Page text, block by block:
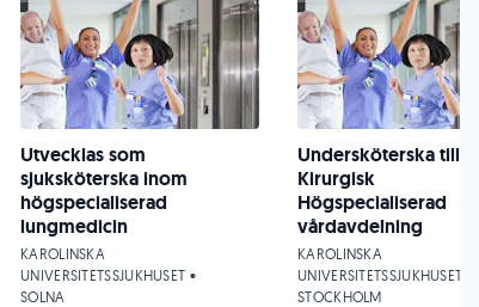
Utvecklas som
sjuksköterska inom
högspecialiserad
lungmedicin
KAROLINSKA
UNIVERSITETSSJUKHUSET •
SOLNA
Undersköterska till
Kirurgisk
Högspecialiserad
vårdavdelning
KAROLINSKA
UNIVERSITETSSJUKHUSET •
STOCKHOLM